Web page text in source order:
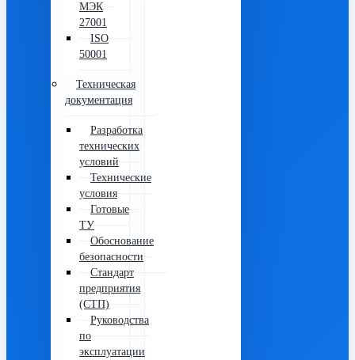
МЭК
27001
ISO
50001
Техническая
документация
Разработка
технических
условий
Технические
условия
Готовые
ТУ
Обоснование
безопасности
Стандарт
предприятия
(СТП)
Руководства
по
эксплуатации